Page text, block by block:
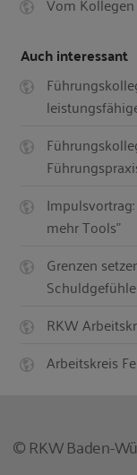
Auch interessant
mehr Tools"
Grenzen
RKW
Arbeitskreis
© RKW Baden-